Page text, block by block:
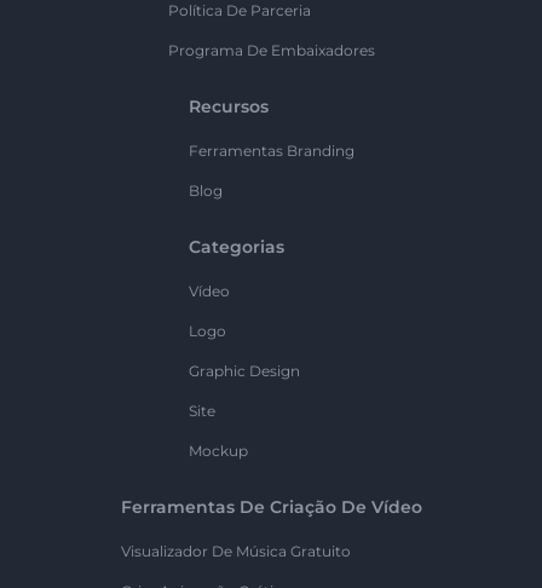
Política De Parceria
Programa De Embaixadores
Recursos
Ferramentas Branding
Blog
Categorias
Vídeo
Logo
Graphic Design
Site
Mockup
Ferramentas De Criação De Vídeo
Visualizador De Música Gratuito